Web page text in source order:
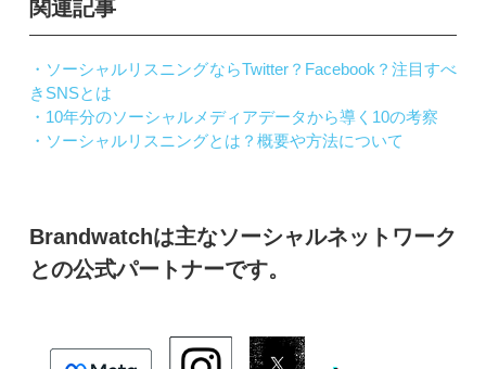
関連記事
・ソーシャルリスニングならTwitter？Facebook？注目すべ
きSNSとは
・10年分のソーシャルメディアデータから導く10の考察
・ソーシャルリスニングとは？概要や方法について
Brandwatchは主なソーシャルネットワーク
との公式パートナーです。